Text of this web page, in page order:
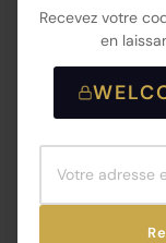
Recevez votre
en